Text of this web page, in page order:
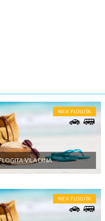
JE UKLJUČENO
aranžmana obuhvata: -
audio i video opremljenost,
destinacije - Smeštaj na bazi
studijima/apartmanima; -
ili inopartnera tokom
NIJE UKLJUČENO
aranžmana ne obuhvata: - U
jedinici po danu i plaća
NEA FLOGITA
VILA DINA
NEA FLOGITA